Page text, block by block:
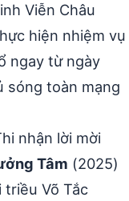
Viễn Châu
hiện nhiệm vụ
ngay từ ngày
sóng toàn mạng
nhận lời mời
Tâm (2025)
Võ Tắc